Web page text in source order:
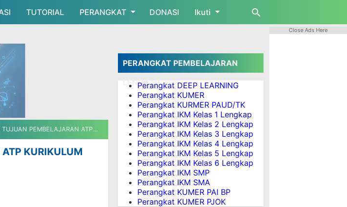
main content
TUTORIAL PERANGKAT DONASI Ikuti
ATP KURIKULUM MERDEKA SD
KURIKULUM
Close Ads Here
PERANGKAT PEMBELAJARAN
LENGKAP
Perangkat DEEP LEARNING
Perangkat KUMER
Perangkat KURMER PAUD/TK
Perangkat IKM Kelas 1 Lengkap
Perangkat IKM Kelas 2 Lengkap
Perangkat IKM Kelas 3 Lengkap
Perangkat IKM Kelas 4 Lengkap
Perangkat IKM Kelas 5 Lengkap
Perangkat IKM Kelas 6 Lengkap
Perangkat IKM SMP
Perangkat IKM SMA
Perangkat KUMER PAI BP
Perangkat KUMER PJOK